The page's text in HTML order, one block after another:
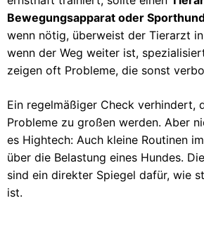
Bewegungsapparat oder
wenn nötig, überweist der Tierarzt
wenn der Weg weiter ist,
zeigen oft Probleme, die sonst
Ein regelmäßiger Check verhindert,
Probleme zu großen werden. Aber
es Hightech: Auch kleine Routinen
über die Belastung eines Hundes.
sind ein direkter Spiegel dafür, wie
ist.